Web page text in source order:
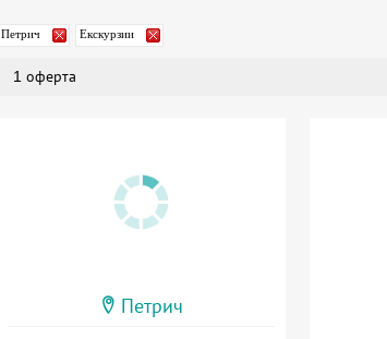
Петрич Екскурзии
1 оферта
Петрич